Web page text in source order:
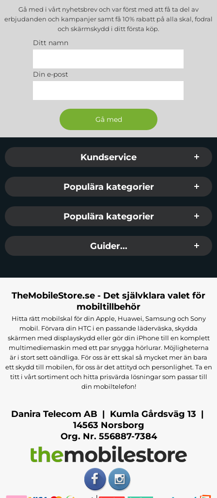
Gå med i vårt nyhetsbrev och var först med att få ta del av
erbjudanden och kampanjer samt få 10% rabatt på alla skal, fodral
och skärmskydd i ditt första köp.
Ditt namn
Din e-post
Sidfot Blandad info och länkar
Kundservice
Populära kategorier
Populära kategorier
Guider...
TheMobileStore.se - Det självklara valet för
mobiltillbehör
Hitta rätt mobilskal för din Apple, Huawei, Samsung och Sony
mobil. Förvara din HTC i en passande läderväska, skydda
skärmen med displayskydd eller gör din iPhone till en komplett
multimediemaskin med ett par snygga hörlurar. Möjligheterna
är i stort sett oändliga. För oss är ett skal så mycket mer än bara
ett skydd till mobilen, för oss är det attityd och personlighet. Ta en
titt i vårt sortiment och hitta prisvärda lösningar som passar till
din mobiltelefon!
Danira Telecom AB | Kumla Gårdsväg 13 |
14563 Norsborg
Org. Nr. 556887-7384